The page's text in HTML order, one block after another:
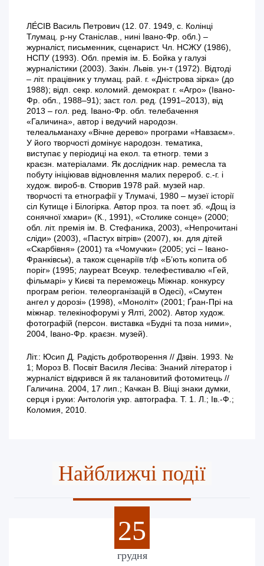
ЛЕ́СІВ Василь Петрович (12. 07. 1949, с. Колінці
Тлумац. р-ну Станіслав., нині Івано-Фр. обл.) –
журналіст, письменник, сценарист. Чл. НСЖУ (1986),
НСПУ (1993). Обл. премія ім. Б. Бойка у галузі
журналістики (2003). Закін. Львів. ун-т (1972). Відтоді
– літ. працівник у тлумац. рай. г. «Дністрова зірка» (до
1988); відп. секр. коломий. демократ. г. «Агро» (Івано-
Фр. обл., 1988–91); заст. гол. ред. (1991–2013), від
2013 – гол. ред. Івано-Фр. обл. телебачення
«Галичина», автор і ведучий народозн.
телеальманаху «Вічне дерево» програми «Навзаєм».
У його творчості домінує народозн. тематика,
виступає у періодиці на екол. та етногр. теми з
краєзн. матеріалами. Як дослідник нар. ремесла та
побуту ініціював відновлення малих перероб. с.-г. і
худож. вироб-в. Створив 1978 рай. музей нар.
творчості та етнографії у Тлумачі, 1980 – музеї історії
сіл Кутище і Білогірка. Автор проз. та поет. зб. «Дощ із
сонячної хмари» (К., 1991), «Столике сонце» (2000;
обл. літ. премія ім. В. Стефаника, 2003), «Непрочитані
сліди» (2003), «Пастух вітрів» (2007), кн. для дітей
«Скарбівня» (2001) та «Чомучки» (2005; усі – Івано-
Франківськ), а також сценаріїв т/ф «Б’ють копита об
поріг» (1995; лауреат Всеукр. телефестивалю «Гей,
фільмарі» у Києві та переможець Міжнар. конкурсу
програм регіон. телеорганізацій в Одесі), «Смутен
ангел у дорозі» (1998), «Моноліт» (2001; Ґран-Прі на
міжнар. телекінофорумі у Ялті, 2002). Автор худож.
фотографій (персон. виставка «Будні та поза ними»,
2004, Івано-Фр. краєзн. музей).
Літ.: Юсип Д. Радість добротворення // Дзвін. 1993. №
1; Мороз В. Посвіт Василя Лесіва: Знаний літератор і
журналіст відкрився й як талановитий фотомитець //
Галичина. 2004, 17 лип.; Качкан В. Віщі знаки думки,
серця і руки: Антологія укр. автографа. Т. 1. Л.; Ів.-Ф.;
Коломия, 2010.
Найближчі події
25
грудня